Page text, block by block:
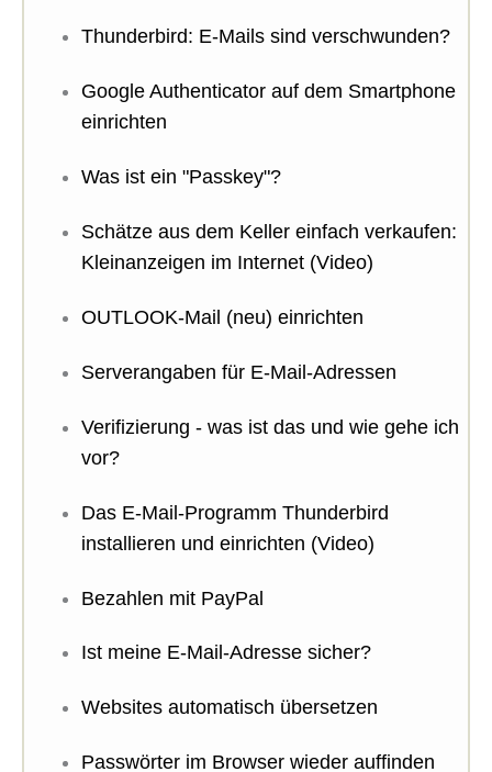
Thunderbird: E-Mails sind verschwunden?
Google Authenticator auf dem Smartphone
einrichten
Was ist ein "Passkey"?
Schätze aus dem Keller einfach verkaufen:
Kleinanzeigen im Internet (Video)
OUTLOOK-Mail (neu) einrichten
Serverangaben für E-Mail-Adressen
Verifizierung - was ist das und wie gehe ich
vor?
Das E-Mail-Programm Thunderbird
installieren und einrichten (Video)
Bezahlen mit PayPal
Ist meine E-Mail-Adresse sicher?
Websites automatisch übersetzen
Passwörter im Browser wieder auffinden